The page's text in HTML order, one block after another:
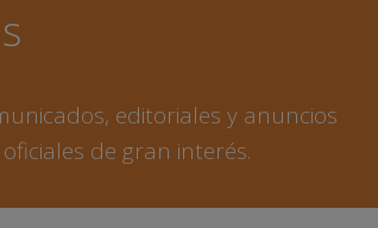
editoriales y anuncios
de gran interés.